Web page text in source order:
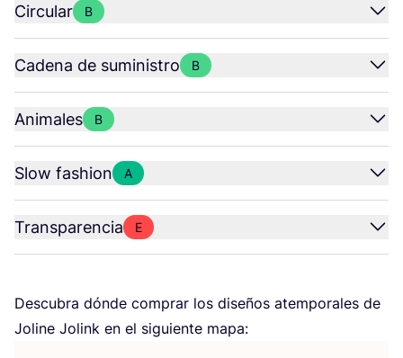
Circular B
Cadena de suministro B
Animales B
Slow fashion A
Transparencia E
Des­cu­bra dón­de com­prar los dise­ños atem­po­ra­les de
Joli­ne Jolink en el siguien­te mapa: